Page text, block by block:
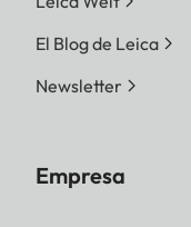
El Blog de Leica
Newsletter
Empresa